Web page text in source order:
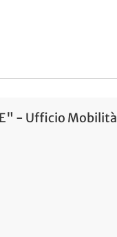
- Ufficio Mobilità